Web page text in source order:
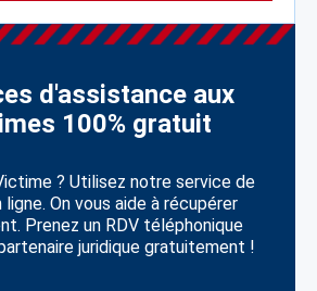
d'assistance aux
100% gratuit
? Utilisez notre service de
On vous aide à récupérer
Prenez un RDV téléphonique
juridique gratuitement !